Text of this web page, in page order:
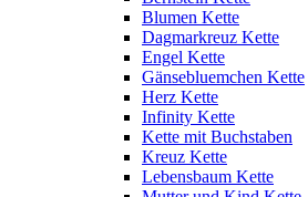
Blumen Kette
Dagmarkreuz Kette
Engel Kette
Gänsebluemchen Kette
Herz Kette
Infinity Kette
Kette mit Buchstaben
Kreuz Kette
Lebensbaum Kette